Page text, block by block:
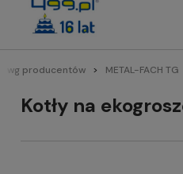
wg producentów METAL-FACH TG
Kotły na